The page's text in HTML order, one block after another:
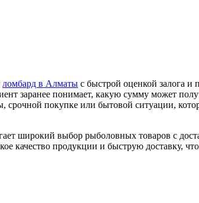
ломбард в Алматы с быстрой оценкой залога и
заранее понимает, какую сумму может
срочной покупке или бытовой ситуации,
широкий выбор рыболовных товаров с
качество продукции и быструю доставку,